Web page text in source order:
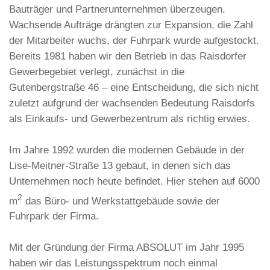
Bauträger und Partnerunternehmen überzeugen.
Wachsende Aufträge drängten zur Expansion, die Zahl
der Mitarbeiter wuchs, der Fuhrpark wurde aufgestockt.
Bereits 1981 haben wir den Betrieb in das Raisdorfer
Gewerbegebiet verlegt, zunächst in die
Gutenbergstraße 46 – eine Entscheidung, die sich nicht
zuletzt aufgrund der wachsenden Bedeutung Raisdorfs
als Einkaufs- und Gewerbezentrum als richtig erwies.
Im Jahre 1992 wurden die modernen Gebäude in der
Lise-Meitner-Straße 13 gebaut, in denen sich das
Unternehmen noch heute befindet. Hier stehen auf 6000
m2 das Büro- und Werkstattgebäude sowie der
Fuhrpark der Firma.
Mit der Gründung der Firma ABSOLUT im Jahr 1995
haben wir das Leistungsspektrum noch einmal